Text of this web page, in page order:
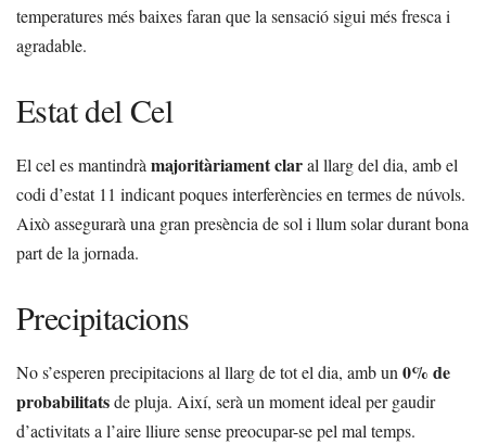
temperatures més baixes faran que la sensació sigui més fresca i
agradable.
Estat del Cel
El cel es mantindràmajoritàriament claral llarg del dia, amb el
codi d’estat 11 indicant poques interferències en termes de núvols.
Això assegurarà una gran presència de sol i llum solar durant bona
part de la jornada.
Precipitacions
No s’esperen precipitacions al llarg de tot el dia, amb un0% de
probabilitatsde pluja. Així, serà un moment ideal per gaudir
d’activitats a l’aire lliure sense preocupar-se pel mal temps.